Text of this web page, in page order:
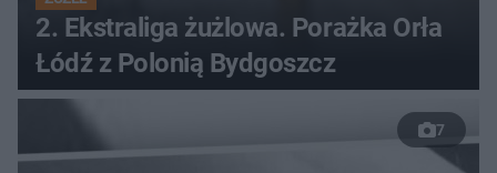
2. Ekstraliga żużlowa. Porażka Orła
Łódź z Polonią Bydgoszcz
7